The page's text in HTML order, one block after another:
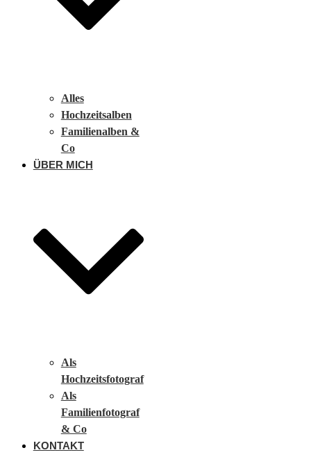
Alles
Hochzeitsalben
Familienalben &
Co
ÜBER MICH
Als
Hochzeitsfotograf
Als
Familienfotograf
& Co
KONTAKT